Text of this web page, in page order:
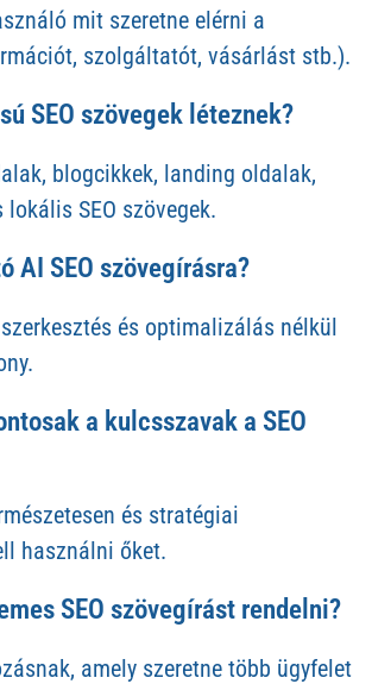
mit szeretne elérni a
szolgáltatót, vásárlást stb.).
SEO szövegek léteznek?
blogcikkek, landing oldalak,
SEO szövegek.
AI SEO szövegírásra?
és optimalizálás nélkül
a kulcsszavak a SEO
és stratégiai
használni őket.
SEO szövegírást rendelni?
amely szeretne több ügyfelet